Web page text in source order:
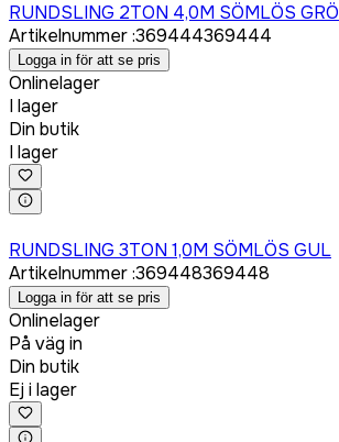
RUNDSLING 2TON 4,0M SÖMLÖS GRÖ
Artikelnummer:369444369444
Logga in för att se pris
Onlinelager
I lager
Din butik
I lager
RUNDSLING 3TON 1,0M SÖMLÖS GUL
Artikelnummer:369448369448
Logga in för att se pris
Onlinelager
På väg in
Din butik
Ej i lager